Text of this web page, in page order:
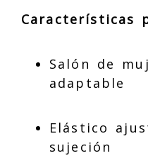
Características
Salón de
adaptable
Elástico
sujeción